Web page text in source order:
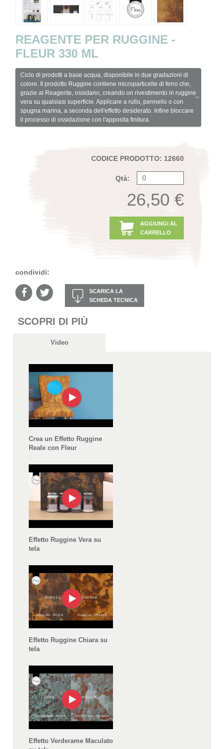
REAGENTE PER RUGGINE -
FLEUR 330 ML
Ciclo di prodotti a base acqua, disponibile in due gradazioni di
colore. Il prodotto Ruggine contiene microparticelle di ferro che,
grazie al Reagente, ossidano, creando un rivestimento in ruggine
vera su qualsiasi superficie. Applicare a rullo, pennello o con
spugna marina, a seconda dell'effetto desiderato. Infine bloccare
il processo di ossidazione con l'apposita finitura.
CODICE PRODOTTO: 12660
Qtà:
26,50 €
AGGIUNGI AL
CARRELLO
condividi:
SCARICA LA
SCHEDA TECNICA
SCOPRI DI PIÙ
Video
Crea un Effetto Ruggine
Reale con Fleur
Effetto Ruggine Vera su
tela
Effetto Ruggine Chiara su
tela
Effetto Verderame Maculato